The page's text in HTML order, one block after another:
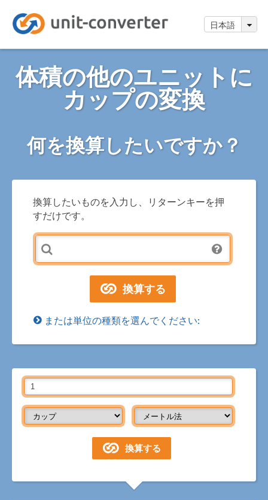
日本語
体積の他のユニットに
カップの変換
何を換算したいですか？
換算したいものを入力し、リターンキーを押
すだけです。
または単位の種類を選んでください: